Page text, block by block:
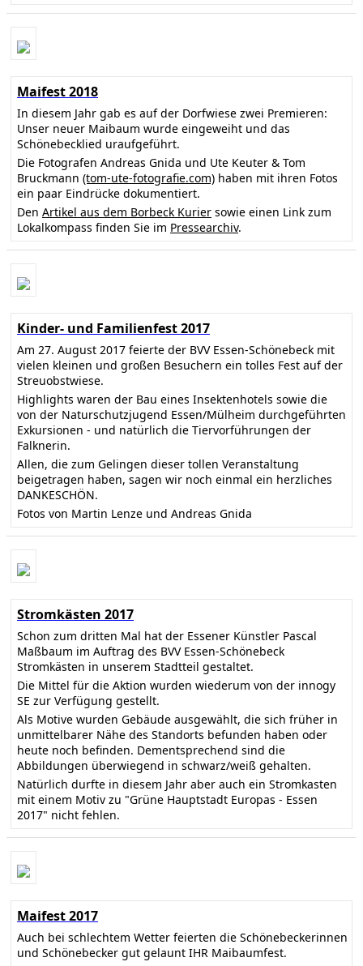
Maifest 2018
In diesem Jahr gab es auf der Dorfwiese zwei Premieren:
Unser neuer Maibaum wurde eingeweiht und das
Schönebecklied uraufgeführt.
Die Fotografen Andreas Gnida und Ute Keuter & Tom
Bruckmann (tom-ute-fotografie.com) haben mit ihren Fotos
ein paar Eindrücke dokumentiert.
Den Artikel aus dem Borbeck Kurier sowie einen Link zum
Lokalkompass finden Sie im Pressearchiv.
Kinder- und Familienfest 2017
Am 27. August 2017 feierte der BVV Essen-Schönebeck mit
vielen kleinen und großen Besuchern ein tolles Fest auf der
Streuobstwiese.
Highlights waren der Bau eines Insektenhotels sowie die
von der Naturschutzjugend Essen/Mülheim durchgeführten
Exkursionen - und natürlich die Tiervorführungen der
Falknerin.
Allen, die zum Gelingen dieser tollen Veranstaltung
beigetragen haben, sagen wir noch einmal ein herzliches
DANKESCHÖN.
Fotos von Martin Lenze und Andreas Gnida
Stromkästen 2017
Schon zum dritten Mal hat der Essener Künstler Pascal
Maßbaum im Auftrag des BVV Essen-Schönebeck
Stromkästen in unserem Stadtteil gestaltet.
Die Mittel für die Aktion wurden wiederum von der innogy
SE zur Verfügung gestellt.
Als Motive wurden Gebäude ausgewählt, die sich früher in
unmittelbarer Nähe des Standorts befunden haben oder
heute noch befinden. Dementsprechend sind die
Abbildungen überwiegend in schwarz/weiß gehalten.
Natürlich durfte in diesem Jahr aber auch ein Stromkasten
mit einem Motiv zu "Grüne Hauptstadt Europas - Essen
2017" nicht fehlen.
Maifest 2017
Auch bei schlechtem Wetter feierten die Schönebeckerinnen
und Schönebecker gut gelaunt IHR Maibaumfest.